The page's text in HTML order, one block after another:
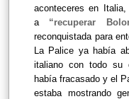
aconteceres en
a “recuperar
reconquistada para
La Palice ya había
italiano con todo su
había fracasado y el
estaba mostrando